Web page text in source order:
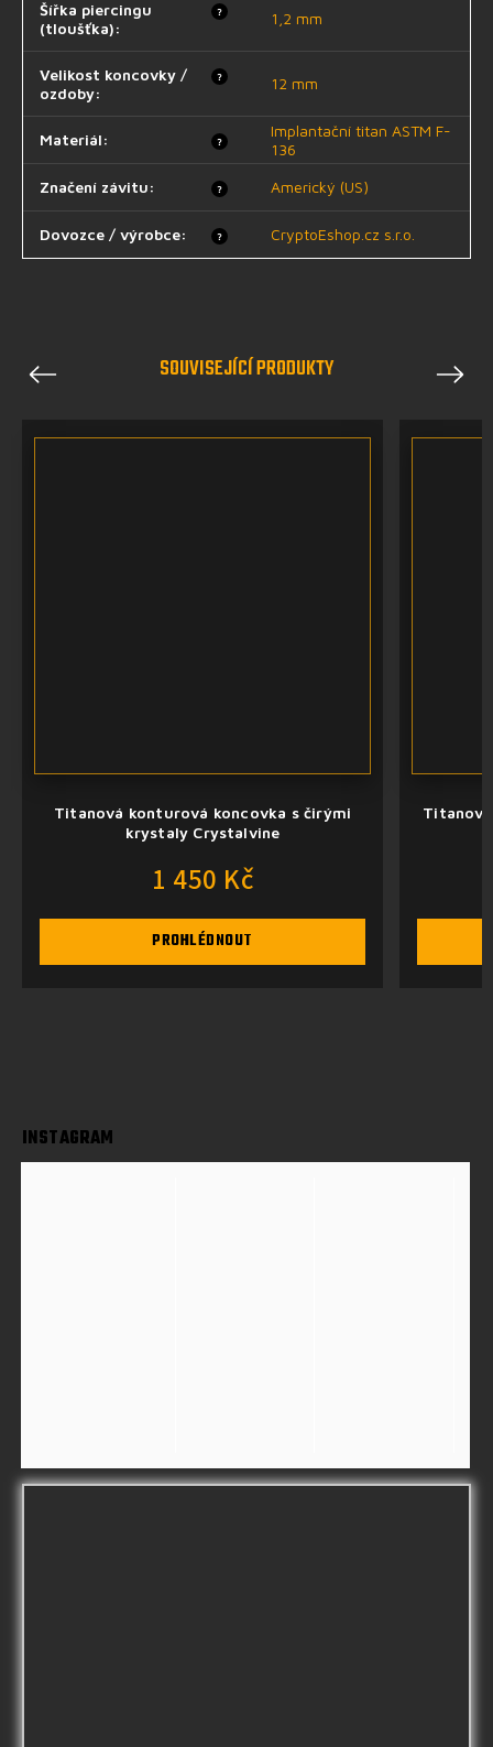
?
Šířka piercingu
(tloušťka):
1,2 mm
?
Velikost koncovky /
ozdoby:
12 mm
?
Materiál:
Implantační titan ASTM F-
136
?
Značení závitu: Americký (US)
?
Dovozce / výrobce: CryptoEshop.cz s.r.o.
SOUVISEJÍCÍ PRODUKTY
Previous
Titanová konturová koncovka s čirými
krystaly Crystalvine
1 450 Kč
PROHLÉDNOUT
Next
INSTAGRAM